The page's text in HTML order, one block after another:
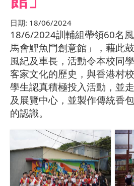
日期: 18/06/2024
18/6/2024訓輔組帶領60名
馬會鯉魚門創意館」，藉此
風紀及車長，活動令本校同
客家文化的歷史，與香港村
學生認真積極投入活動，並
及展覽中心，並製作傳統香
的認識。